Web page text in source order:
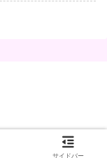
サイドバー